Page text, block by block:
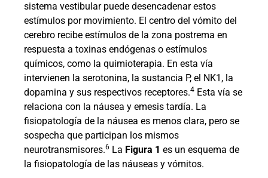
sistema vestibular puede desencadenar estos
estímulos por movimiento. El centro del vómito del
cerebro recibe estímulos de la zona postrema en
respuesta a toxinas endógenas o estímulos
químicos, como la quimioterapia. En esta vía
intervienen la serotonina, la sustancia P, el NK1, la
dopamina y sus respectivos receptores.4 Esta vía se
relaciona con la náusea y emesis tardía. La
fisiopatología de la náusea es menos clara, pero se
sospecha que participan los mismos
neurotransmisores.6 La Figura 1 es un esquema de
la fisiopatología de las náuseas y vómitos.